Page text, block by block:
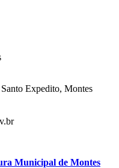
Expedito, Montes
Municipal de Montes